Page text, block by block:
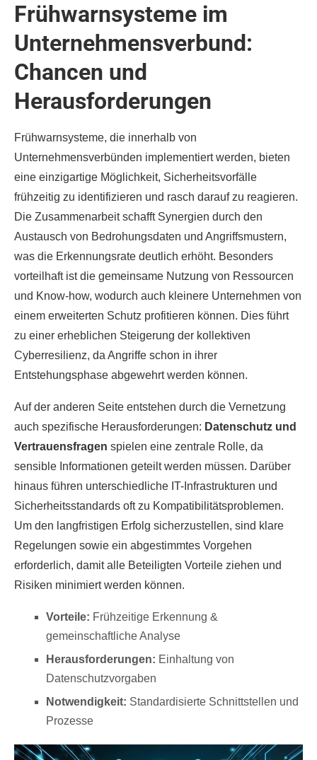
Frühwarnsysteme im
Unternehmensverbund:
Chancen und
Herausforderungen
Frühwarnsysteme, die innerhalb von
Unternehmensverbünden implementiert werden, bieten
eine einzigartige Möglichkeit, Sicherheitsvorfälle
frühzeitig zu identifizieren und rasch darauf zu reagieren.
Die Zusammenarbeit schafft Synergien durch den
Austausch von Bedrohungsdaten und Angriffsmustern,
was die Erkennungsrate deutlich erhöht. Besonders
vorteilhaft ist die gemeinsame Nutzung von Ressourcen
und Know-how, wodurch auch kleinere Unternehmen von
einem erweiterten Schutz profitieren können. Dies führt
zu einer erheblichen Steigerung der kollektiven
Cyberresilienz, da Angriffe schon in ihrer
Entstehungsphase abgewehrt werden können.
Auf der anderen Seite entstehen durch die Vernetzung
auch spezifische Herausforderungen: Datenschutz und
Vertrauensfragen spielen eine zentrale Rolle, da
sensible Informationen geteilt werden müssen. Darüber
hinaus führen unterschiedliche IT-Infrastrukturen und
Sicherheitsstandards oft zu Kompatibilitätsproblemen.
Um den langfristigen Erfolg sicherzustellen, sind klare
Regelungen sowie ein abgestimmtes Vorgehen
erforderlich, damit alle Beteiligten Vorteile ziehen und
Risiken minimiert werden können.
Vorteile: Frühzeitige Erkennung &
gemeinschaftliche Analyse
Herausforderungen: Einhaltung von
Datenschutzvorgaben
Notwendigkeit: Standardisierte Schnittstellen und
Prozesse